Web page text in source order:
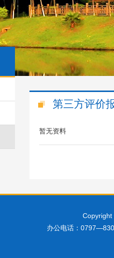
第三方评价
暂无资料
Copyright
办公电话：